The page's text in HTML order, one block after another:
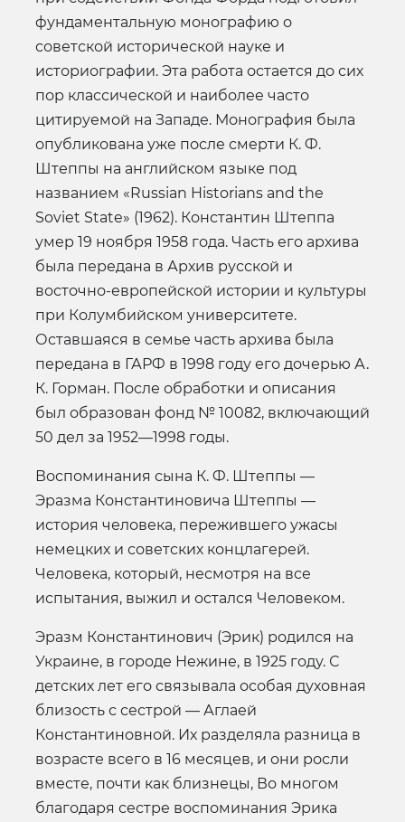
фундаментальную монографию о
советской исторической науке и
историографии. Эта работа остается до сих
пор классической и наиболее часто
цитируемой на Западе. Монография была
опубликована уже после смерти К. Ф.
Штеппы на английском языке под
названием «Russian Historians and the
Soviet State» (1962). Константин Штеппа
умер 19 ноября 1958 года. Часть его архива
была передана в Архив русской и
восточно-европейской истории и культуры
при Колумбийском университете.
Оставшаяся в семье часть архива была
передана в ГАРФ в 1998 году его дочерью А.
К. Горман. После обработки и описания
был образован фонд № 10082, включающий
50 дел за 1952—1998 годы.
Воспоминания сына К. Ф. Штеппы —
Эразма Константиновича Штеппы —
история человека, пережившего ужасы
немецких и советских концлагерей.
Человека, который, несмотря на все
испытания, выжил и остался Человеком.
Эразм Константинович (Эрик) родился на
Украине, в городе Нежине, в 1925 году. С
детских лет его связывала особая духовная
близость с сестрой — Аглаей
Константиновной. Их разделяла разница в
возрасте всего в 16 месяцев, и они росли
вместе, почти как близнецы, Во многом
благодаря сестре воспоминания Эрика